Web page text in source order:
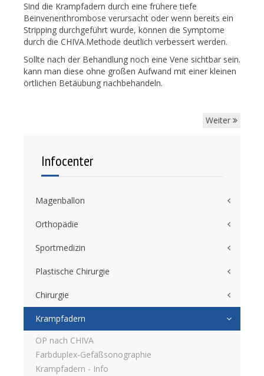
Sind die Krampfadern durch eine frühere tiefe
Beinvenenthrombose verursacht oder wenn bereits ein
Stripping durchgeführt wurde, können die Symptome
durch die CHIVA.Methode deutlich verbessert werden.
Sollte nach der Behandlung noch eine Vene sichtbar sein.
kann man diese ohne großen Aufwand mit einer kleinen
örtlichen Betäubung nachbehandeln.
Weiter
Infocenter
Magenballon
Orthopädie
Sportmedizin
Plastische Chirurgie
Chirurgie
Krampfadern
OP nach CHIVA
Farbduplex-Gefäßsonographie
Krampfadern - Info